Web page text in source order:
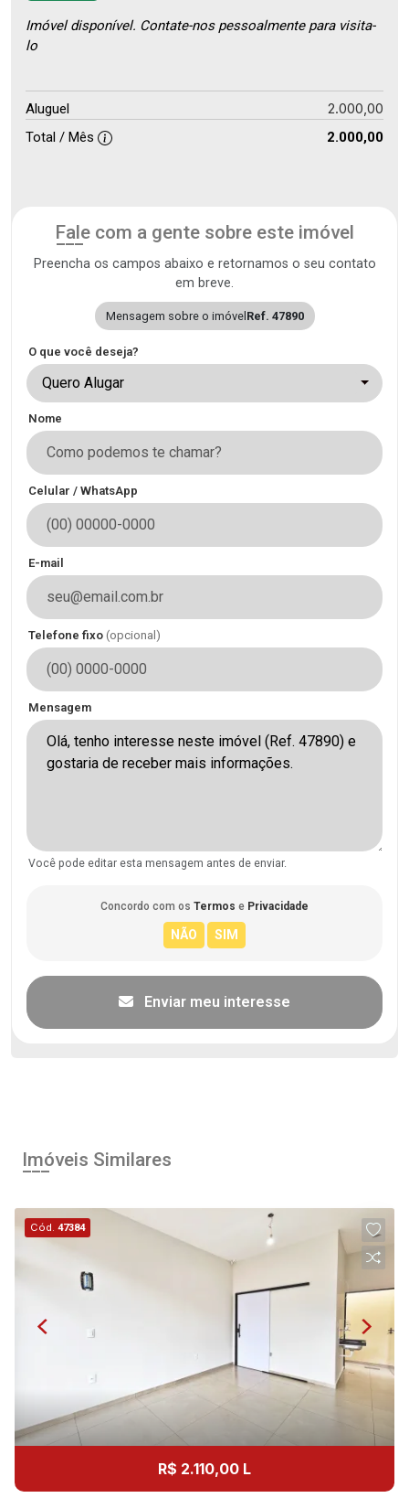
Imóvel disponível. Contate-nos pessoalmente para visita-
lo
Aluguel 2.000,00
Total / Mês 2.000,00
Fale com a gente sobre este imóvel
Preencha os campos abaixo e retornamos o seu contato
em breve.
Mensagem sobre o imóvelRef. 47890
O que você deseja?
Quero Alugar
Nome
Celular / WhatsApp
E-mail
Telefone fixo (opcional)
Mensagem
Você pode editar esta mensagem antes de enviar.
Concordo com os Termos e Privacidade
Enviar meu interesse
Imóveis Similares
Cód.47384
R$ 2.110,00 L